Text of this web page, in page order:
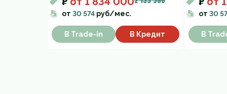
от 30 574 руб/мес.
В Trade-in В Кредит
от 30
В